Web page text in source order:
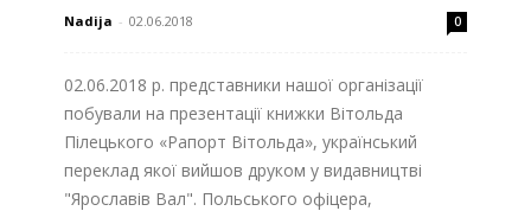
Nadija - 02.06.2018 0
02.06.2018 р. представники нашої організації
побували на презентації книжки Вітольда
Пілецького «Рапорт Вітольда», український
переклад якої вийшов друком у видавництві
"Ярославів Вал". Польського офіцера,